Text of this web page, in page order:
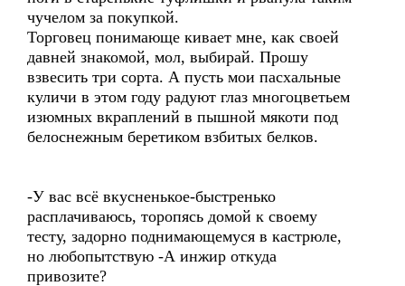
чучелом за покупкой.
Торговец понимающе кивает мне, как своей
давней знакомой, мол, выбирай. Прошу
взвесить три сорта. А пусть мои пасхальные
куличи в этом году радуют глаз многоцветьем
изюмных вкраплений в пышной мякоти под
белоснежным беретиком взбитых белков.
-У вас всё вкусненькое-быстренько
расплачиваюсь, торопясь домой к своему
тесту, задорно поднимающемуся в кастрюле,
но любопытствую -А инжир откуда
привозите?